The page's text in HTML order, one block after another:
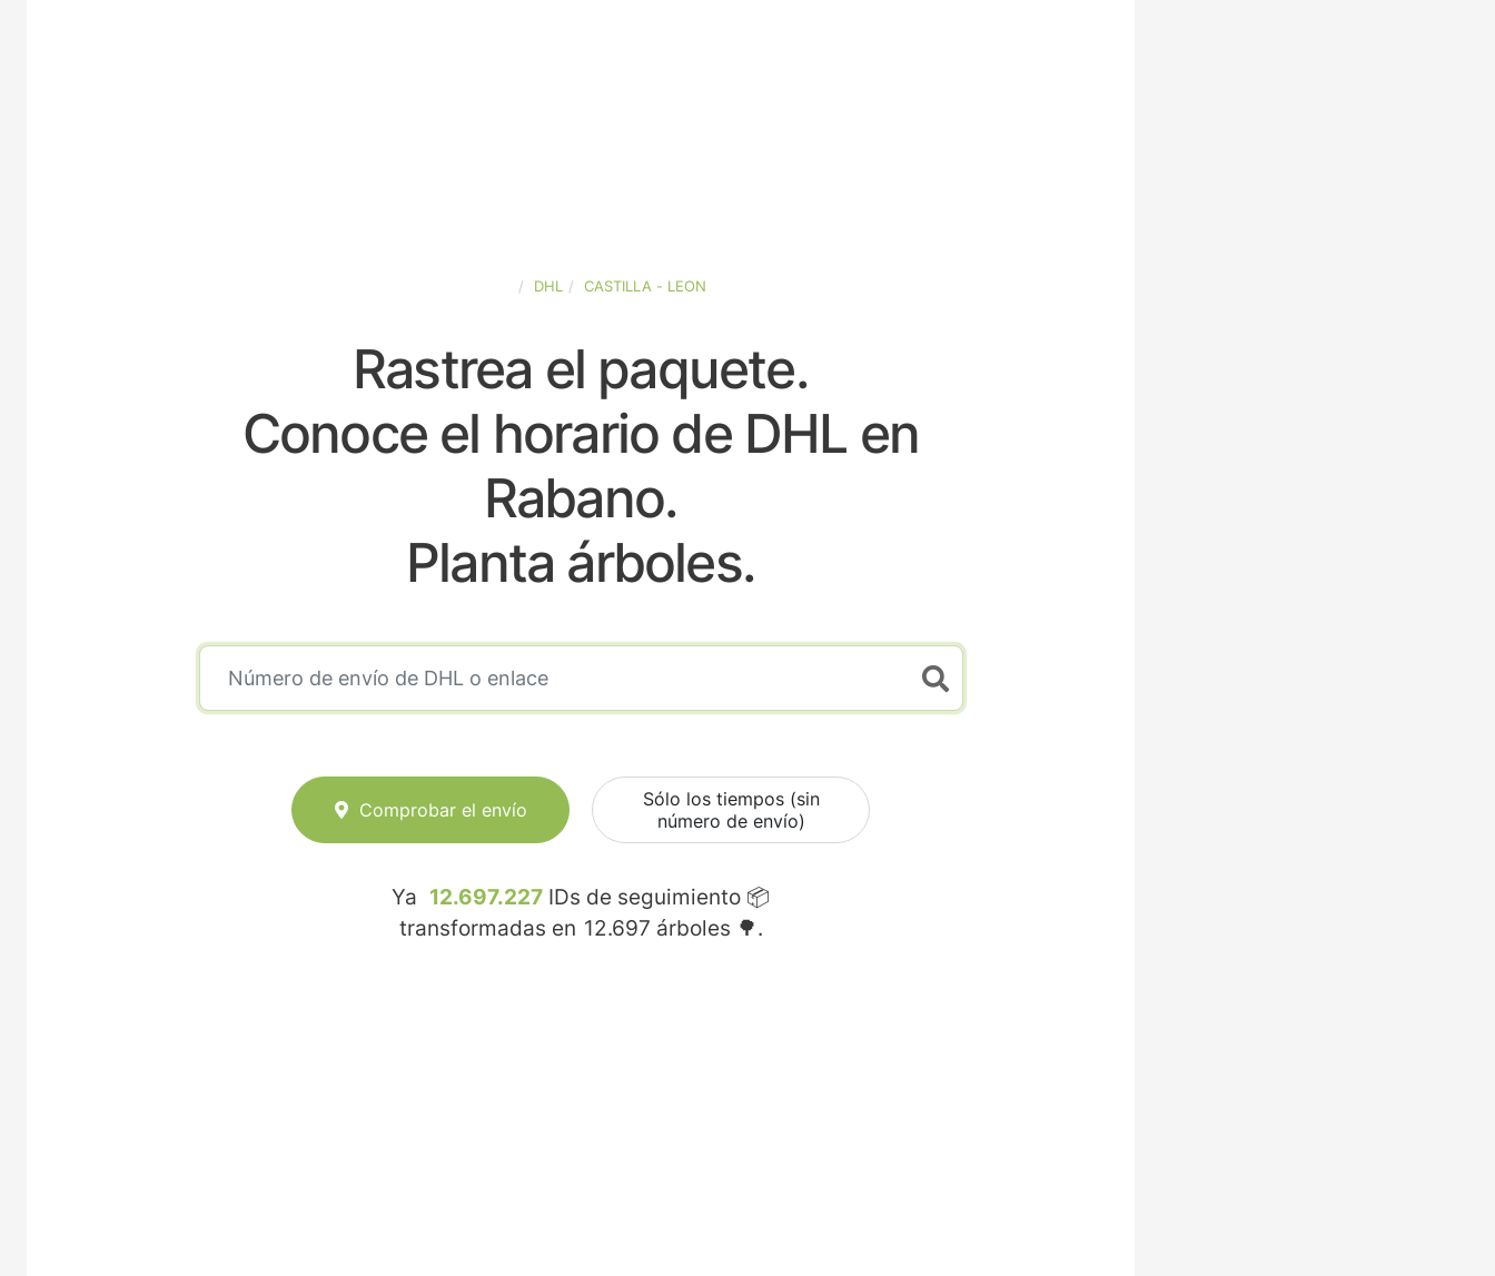
DHL CASTILLA - LEON
Rastrea el paquete.
Conoce el horario de DHL en
Rabano.
Planta árboles.
Comprobar el envío
Sólo los tiempos (sin
número de envío)
Ya 12.697.227 IDs de seguimiento 📦
transformadas en 12.697 árboles 🌳.